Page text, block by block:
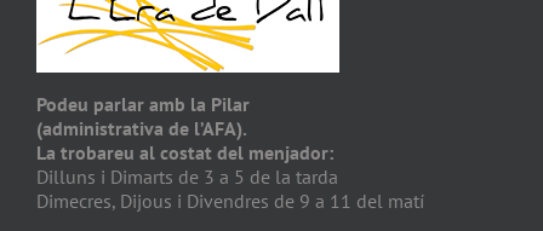
Podeu parlar amb la Pilar
(administrativa de l’AFA).
La trobareu al costat del menjador:
Dilluns i Dimarts de 3 a 5 de la tarda
Dimecres, Dijous i Divendres de 9 a 11 del matí